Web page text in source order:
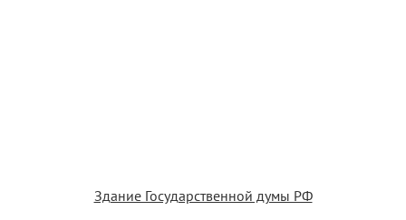
Здание Государственной думы РФ